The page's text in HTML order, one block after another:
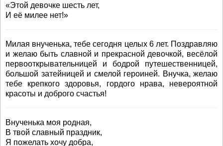
«Этой девочке шесть лет,
И её милее нет!»
Милая внученька, тебе сегодня целых 6 лет. Поздравляю
и желаю быть славной и прекрасной девочкой, весёлой
первооткрывательницей и бодрой путешественницей,
большой затейницей и смелой героиней. Внучка, желаю
тебе крепкого здоровья, гордого нрава, невероятной
красоты и доброго счастья!
Внученька моя родная,
В твой славный праздник,
Я пожелать хочу добра,